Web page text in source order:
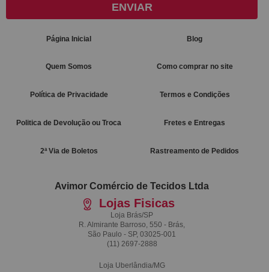
ENVIAR
Página Inicial Blog
Quem Somos Como comprar no site
Política de Privacidade Termos e Condições
Politica de Devolução ou Troca Fretes e Entregas
2ª Via de Boletos Rastreamento de Pedidos
Avimor Comércio de Tecidos Ltda
Lojas Fisicas
Loja Brás/SP
R. Almirante Barroso, 550 - Brás,
São Paulo - SP, 03025-001
(11) 2697-2888
Loja Uberlândia/MG